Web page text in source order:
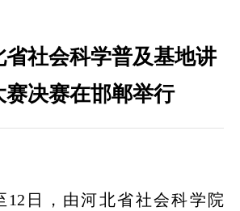
省社会科学普及基地讲
赛决赛在邯郸举行
12日，由河北省社会科学院